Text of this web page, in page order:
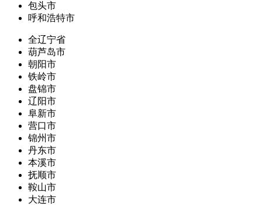
包头市
呼和浩特市
全辽宁省
葫芦岛市
朝阳市
铁岭市
盘锦市
辽阳市
阜新市
营口市
锦州市
丹东市
本溪市
抚顺市
鞍山市
大连市